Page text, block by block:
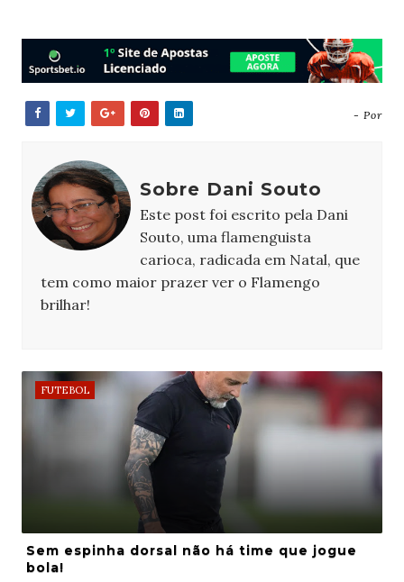
- Por
Sobre Dani Souto
Este post foi escrito pela Dani
Souto, uma flamenguista
carioca, radicada em Natal, que
tem como maior prazer ver o Flamengo
brilhar!
FUTEBOL
Sem espinha dorsal não há time que jogue
bola!